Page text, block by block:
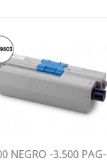
NEGRO -3.500 PAG-